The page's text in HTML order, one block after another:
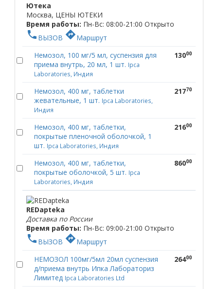
Ютека
Москва, ЦЕНЫ ЮТЕКИ
Время работы: Пн-Вс: 08:00-21:00 Открыто
phone ВЫЗОВ directionsМаршрут
Немозол, 100 мг/5 мл, суспензия для
приема внутрь, 20 мл, 1 шт. Ipca
Laboratories, Индия
13000
Немозол, 400 мг, таблетки
жевательные, 1 шт. Ipca Laboratories,
Индия
21770
Немозол, 400 мг, таблетки,
покрытые пленочной оболочкой, 1
шт. Ipca Laboratories, Индия
21600
Немозол, 400 мг, таблетки,
покрытые оболочкой, 5 шт. Ipca
Laboratories, Индия
86000
REDapteka
Доставка по России
Время работы: Пн-Вс: 09:00-21:00 Открыто
phone ВЫЗОВ directionsМаршрут
НЕМОЗОЛ 100мг/5мл 20мл суспензия
д/приема внутрь Ипка Лабораториз
Лимитед Ipca Laboratories Ltd
26400